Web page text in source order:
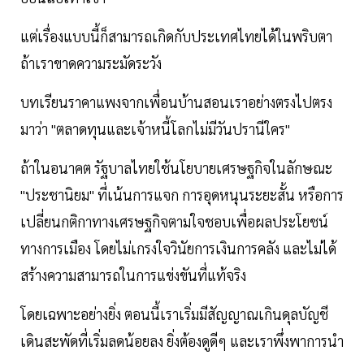
แต่เรื่องแบบนี้ก็สามารถเกิดกับประเทศไทยได้ในพริบตา
ถ้าเราขาดความระมัดระวัง
บทเรียนราคาแพงจากเพื่อนบ้านสอนเราอย่างตรงไปตรง
มาว่า "ตลาดทุนและเจ้าหนี้โลกไม่มีวันปรานีใคร"
ถ้าในอนาคต รัฐบาลไทยใช้นโยบายเศรษฐกิจในลักษณะ
"ประชานิยม" ที่เน้นการแจก การอุดหนุนระยะสั้น หรือการ
เปลี่ยนกติกาทางเศรษฐกิจตามใจชอบเพื่อผลประโยชน์
ทางการเมือง โดยไม่เกรงใจวินัยการเงินการคลัง และไม่ได้
สร้างความสามารถในการแข่งขันที่แท้จริง
โดยเฉพาะอย่างยิ่ง ตอนนี้เราเริ่มมีสัญญาณเกินดุลบัญชี
เดินสะพัดที่เริ่มลดน้อยลง ยิ่งต้องดูดีๆ และเราพึ่งพาการนำ